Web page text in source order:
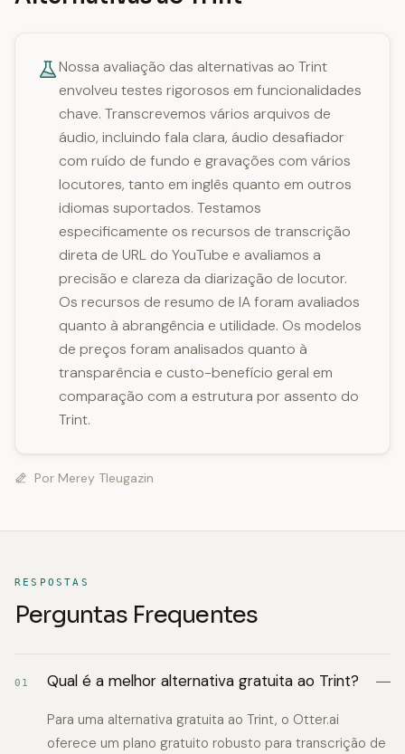
Nossa avaliação das alternativas ao Trint
envolveu testes rigorosos em funcionalidades
chave. Transcrevemos vários arquivos de
áudio, incluindo fala clara, áudio desafiador
com ruído de fundo e gravações com vários
locutores, tanto em inglês quanto em outros
idiomas suportados. Testamos
especificamente os recursos de transcrição
direta de URL do YouTube e avaliamos a
precisão e clareza da diarização de locutor.
Os recursos de resumo de IA foram avaliados
quanto à abrangência e utilidade. Os modelos
de preços foram analisados quanto à
transparência e custo-benefício geral em
comparação com a estrutura por assento do
Trint.
Por Merey Tleugazin
RESPOSTAS
Perguntas Frequentes
01 Qual é a melhor alternativa gratuita ao Trint?
Para uma alternativa gratuita ao Trint, o Otter.ai
oferece um plano gratuito robusto para transcrição de